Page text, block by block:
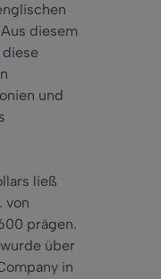
diesem
und
ließ
von
prägen.
über
in